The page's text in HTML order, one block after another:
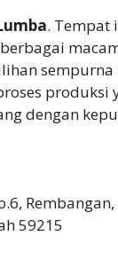
. Tempat
produksi
dengan
59215